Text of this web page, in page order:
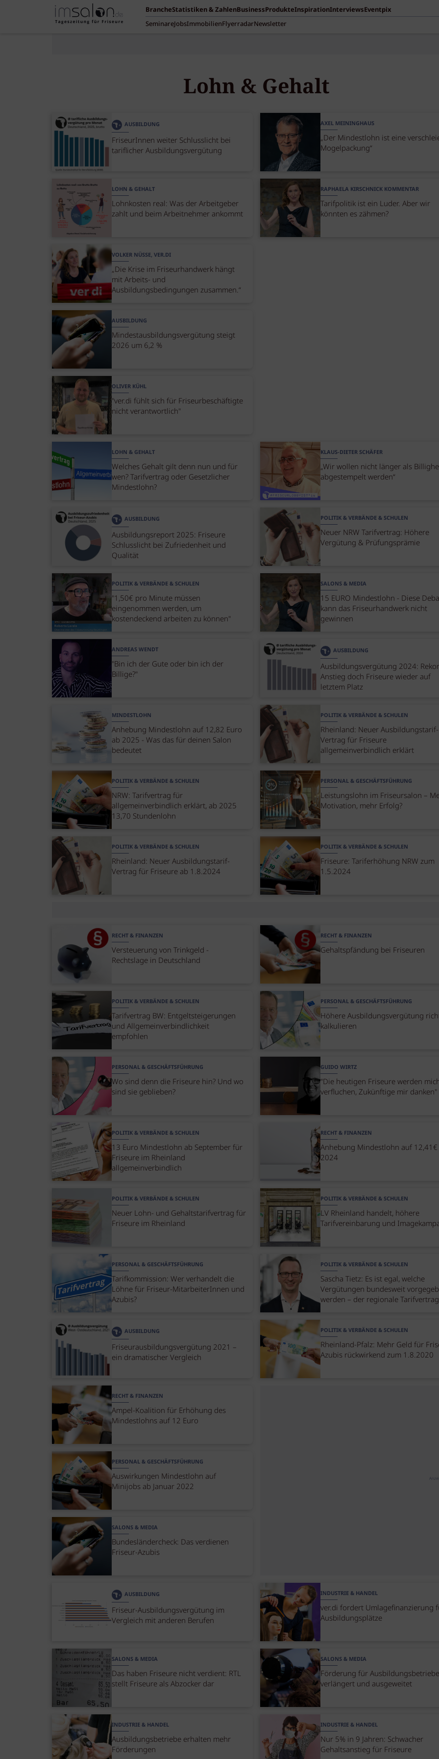
BrancheStatistiken & ZahlenBusinessProdukteInspirationInterviewsEventpix
SeminareJobsImmobilienFlyerradarNewsletter
Lohn & Gehalt
AUSBILDUNG
FriseurInnen weiter Schlusslicht bei
tariflicher Ausbildungsvergütung
AXEL MEININGHAUS
„Der Mindestlohn ist eine
Mogelpackung“
LOHN & GEHALT
Lohnkosten real: Was der Arbeitgeber
zahlt und beim Arbeitnehmer ankommt
RAPHAELA KIRSCHNICK KOMMENTAR
Tarifpolitik ist ein Luder. Aber wir
könnten es zähmen?
VOLKER NÜSSE, VER.DI
„Die Krise im Friseurhandwerk hängt
mit Arbeits- und
Ausbildungsbedingungen zusammen.“
AUSBILDUNG
Mindestausbildungsvergütung steigt
2026 um 6,2 %
OLIVER KÜHL
"ver.di fühlt sich für Friseurbeschäftigte
nicht verantwortlich"
LOHN & GEHALT
Welches Gehalt gilt denn nun und für
wen? Tarifvertrag oder Gesetzlicher
Mindestlohn?
KLAUS-DIETER SCHÄFER
„Wir wollen nicht länger als
abgestempelt werden“
AUSBILDUNG
Ausbildungsreport 2025: Friseure
Schlusslicht bei Zufriedenheit und
Qualität
POLITIK & VERBÄNDE & SCHULEN
Neuer NRW Tarifvertrag: Höhere
Vergütung & Prüfungsprämie
POLITIK & VERBÄNDE & SCHULEN
"1,50€ pro Minute müssen
eingenommen werden, um
kostendeckend arbeiten zu können"
SALONS & MEDIA
15 EURO Mindestlohn - Diese
kann das Friseurhandwerk nicht
gewinnen
ANDREAS WENDT
"Bin ich der Gute oder bin ich der
Billige?"
AUSBILDUNG
Ausbildungsvergütung 2024: Rekord
Anstieg doch Friseure wieder auf
letztem Platz
MINDESTLOHN
Anhebung Mindestlohn auf 12,82 Euro
ab 2025 - Was das für deinen Salon
bedeutet
POLITIK & VERBÄNDE & SCHULEN
Rheinland: Neuer Ausbildungstarif-
Vertrag für Friseure
allgemeinverbindlich erklärt
POLITIK & VERBÄNDE & SCHULEN
NRW: Tarifvertrag für
allgemeinverbindlich erklärt, ab 2025
13,70 Stundenlohn
PERSONAL & GESCHÄFTSFÜHRUNG
Leistungslohn im Friseursalon –
Motivation, mehr Erfolg?
POLITIK & VERBÄNDE & SCHULEN
Rheinland: Neuer Ausbildungstarif-
Vertrag für Friseure ab 1.8.2024
POLITIK & VERBÄNDE & SCHULEN
Friseure: Tariferhöhung NRW zum
1.5.2024
RECHT & FINANZEN
Versteuerung von Trinkgeld -
Rechtslage in Deutschland
RECHT & FINANZEN
Gehaltspfändung bei Friseuren
POLITIK & VERBÄNDE & SCHULEN
Tarifvertrag BW: Entgeltsteigerungen
und Allgemeinverbindlichkeit
empfohlen
PERSONAL & GESCHÄFTSFÜHRUNG
Höhere Ausbildungsvergütung
kalkulieren
PERSONAL & GESCHÄFTSFÜHRUNG
Wo sind denn die Friseure hin? Und wo
sind sie geblieben?
GUIDO WIRTZ
"Die heutigen Friseure werden
verfluchen, Zukünftige mir danken"
POLITIK & VERBÄNDE & SCHULEN
13 Euro Mindestlohn ab September für
Friseure im Rheinland
allgemeinverbindlich
RECHT & FINANZEN
Anhebung Mindestlohn auf
2024
POLITIK & VERBÄNDE & SCHULEN
Neuer Lohn- und Gehaltstarifvertrag für
Friseure im Rheinland
POLITIK & VERBÄNDE & SCHULEN
LV Rheinland handelt, höhere
Tarifvereinbarung und
PERSONAL & GESCHÄFTSFÜHRUNG
Tarifkommission: Wer verhandelt die
Löhne für Friseur-MitarbeiterInnen und
Azubis?
POLITIK & VERBÄNDE & SCHULEN
Sascha Tietz: Es ist egal, welche
Vergütungen bundesweit
werden – der regionale
AUSBILDUNG
Friseurausbildungsvergütung 2021 –
ein dramatischer Vergleich
POLITIK & VERBÄNDE & SCHULEN
Rheinland-Pfalz: Mehr Geld für
Azubis rückwirkend zum 1.8.2020
RECHT & FINANZEN
Ampel-Koalition für Erhöhung des
Mindestlohns auf 12 Euro
PERSONAL & GESCHÄFTSFÜHRUNG
Auswirkungen Mindestlohn auf
Minijobs ab Januar 2022
SALONS & MEDIA
Bundesländercheck: Das verdienen
Friseur-Azubis
AUSBILDUNG
Friseur-Ausbildungsvergütung im
Vergleich mit anderen Berufen
INDUSTRIE & HANDEL
ver.di fordert Umlagefinanzierung
Ausbildungsplätze
SALONS & MEDIA
Das haben Friseure nicht verdient: RTL
stellt Friseure als Abzocker dar
SALONS & MEDIA
Förderung für Ausbildungsbetriebe
verlängert und ausgeweitet
INDUSTRIE & HANDEL
Ausbildungsbetriebe erhalten mehr
Förderungen
INDUSTRIE & HANDEL
Nur 5% in 9 Jahren: Schwacher
Gehaltsanstieg für Friseure